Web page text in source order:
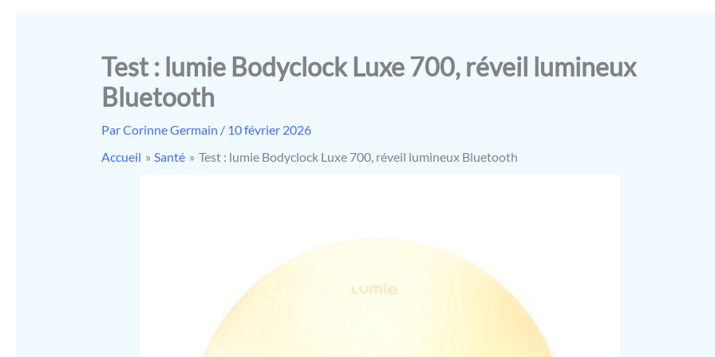
Test : lumie Bodyclock Luxe 700, réveil lumineux
Bluetooth
ParCorinne Germain / 10 février 2026
Accueil
Santé Test : lumie Bodyclock Luxe 700, réveil lumineux Bluetooth